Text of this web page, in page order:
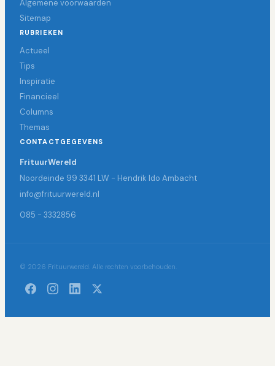
Algemene voorwaarden
Sitemap
RUBRIEKEN
Actueel
Tips
Inspiratie
Financieel
Columns
Themas
CONTACTGEGEVENS
FrituurWereld
Noordeinde 99 3341 LW - Hendrik Ido Ambacht
info@frituurwereld.nl
085 - 3332856
© 2026 Frituurwereld. Alle rechten voorbehouden.